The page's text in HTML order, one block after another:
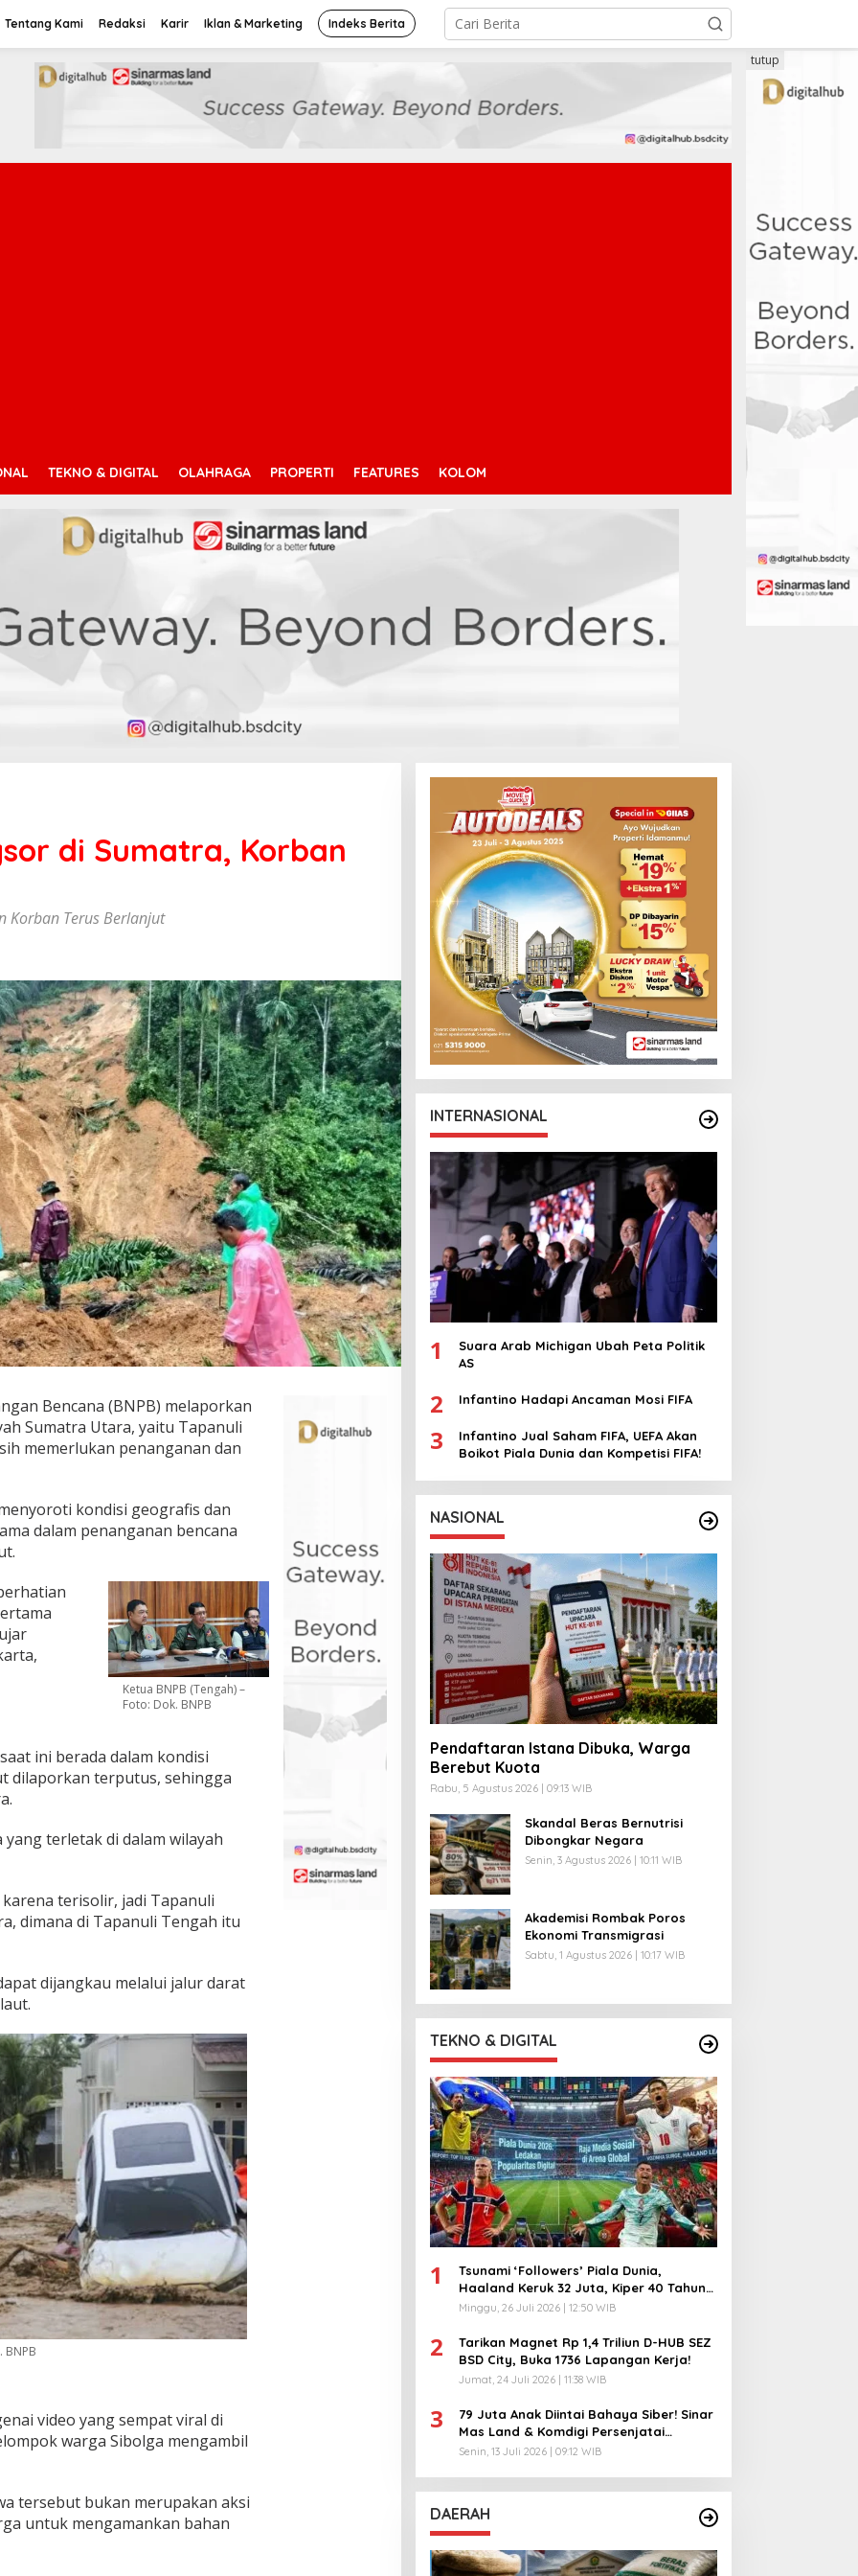
Tentang Kami Redaksi Karir Iklan & Marketing Indeks Berita
TEKNO & DIGITAL OLAHRAGA PROPERTI FEATURES KOLOM
tutup
di Sumatra, Korban
Korban Terus Berlanjut
Bencana (BNPB) melaporkan
Sumatra Utara, yaitu Tapanuli
memerlukan penanganan dan
kondisi geografis dan
dalam penanganan bencana
Ketua BNPB (Tengah) –
Foto: Dok. BNPB
ini berada dalam kondisi
dilaporkan terputus, sehingga
terletak di dalam wilayah
terisolir, jadi Tapanuli
dimana di Tapanuli Tengah itu
dijangkau melalui jalur darat
video yang sempat viral di
warga Sibolga mengambil
tersebut bukan merupakan aksi
untuk mengamankan bahan
INTERNASIONAL
1
Suara Arab Michigan Ubah Peta Politik
AS
2 Infantino Hadapi Ancaman Mosi FIFA
3
Infantino Jual Saham FIFA, UEFA Akan
Boikot Piala Dunia dan Kompetisi FIFA!
NASIONAL
Pendaftaran Istana Dibuka, Warga
Berebut Kuota
Rabu, 5 Agustus 2026 | 09:13 WIB
Skandal Beras Bernutrisi
Dibongkar Negara
Senin, 3 Agustus 2026 | 10:11 WIB
Akademisi Rombak Poros
Ekonomi Transmigrasi
Sabtu, 1 Agustus 2026 | 10:17 WIB
TEKNO & DIGITAL
1
Tsunami ‘Followers’ Piala Dunia,
Haaland Keruk 32 Juta, Kiper 40 Tahun
Bikin Geger!
Minggu, 26 Juli 2026 | 12:50 WIB
2
Tarikan Magnet Rp 1,4 Triliun D-HUB SEZ
BSD City, Buka 1736 Lapangan Kerja!
Jumat, 24 Juli 2026 | 11:38 WIB
3
79 Juta Anak Diintai Bahaya Siber! Sinar
Mas Land & Komdigi Persenjatai
Ratusan Guru!
Senin, 13 Juli 2026 | 09:12 WIB
DAERAH